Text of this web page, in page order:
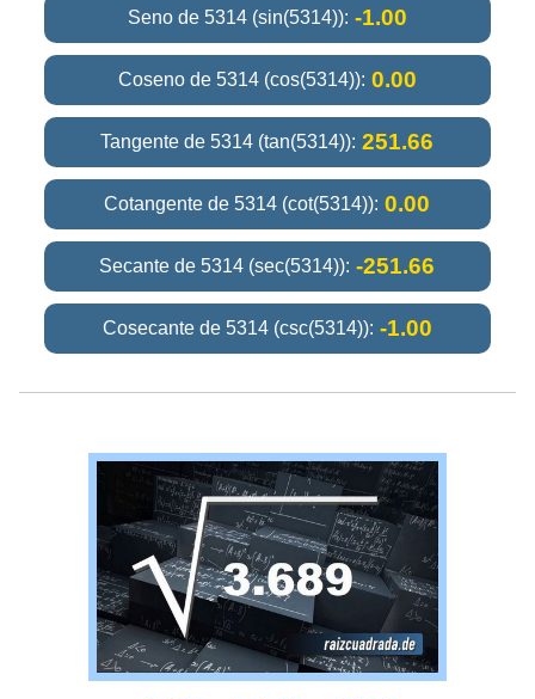
Seno de 5314 (sin(5314)): -1.00
Coseno de 5314 (cos(5314)): 0.00
Tangente de 5314 (tan(5314)): 251.66
Cotangente de 5314 (cot(5314)): 0.00
Secante de 5314 (sec(5314)): -251.66
Cosecante de 5314 (csc(5314)): -1.00